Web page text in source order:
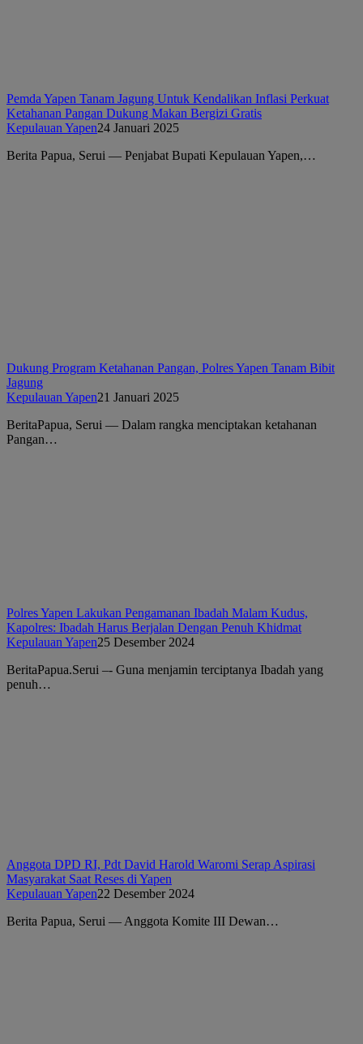
Pemda Yapen Tanam Jagung Untuk Kendalikan Inflasi Perkuat
Ketahanan Pangan Dukung Makan Bergizi Gratis
Kepulauan Yapen24 Januari 2025
Berita Papua, Serui — Penjabat Bupati Kepulauan Yapen,…
Dukung Program Ketahanan Pangan, Polres Yapen Tanam Bibit
Jagung
Kepulauan Yapen21 Januari 2025
BeritaPapua, Serui — Dalam rangka menciptakan ketahanan
Pangan…
Polres Yapen Lakukan Pengamanan Ibadah Malam Kudus,
Kapolres: Ibadah Harus Berjalan Dengan Penuh Khidmat
Kepulauan Yapen25 Desember 2024
BeritaPapua.Serui –- Guna menjamin terciptanya Ibadah yang
penuh…
Anggota DPD RI, Pdt David Harold Waromi Serap Aspirasi
Masyarakat Saat Reses di Yapen
Kepulauan Yapen22 Desember 2024
Berita Papua, Serui — Anggota Komite III Dewan…